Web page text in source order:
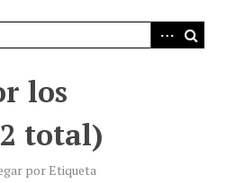
los
total)
por Etiqueta